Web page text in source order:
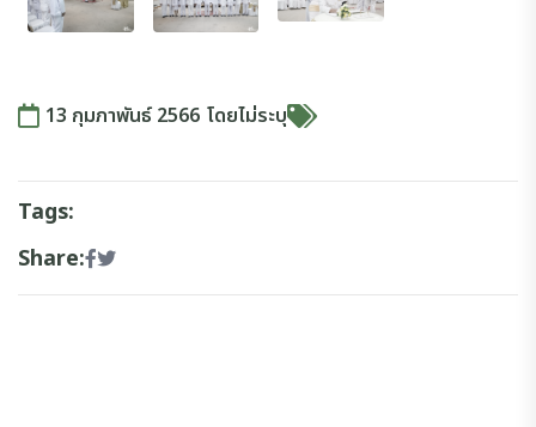
13 กุมภาพันธ์ 2566 โดยไม่ระบุ
Tags:
Share: